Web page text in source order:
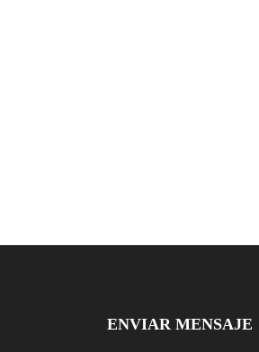
ENVIAR MENSAJE